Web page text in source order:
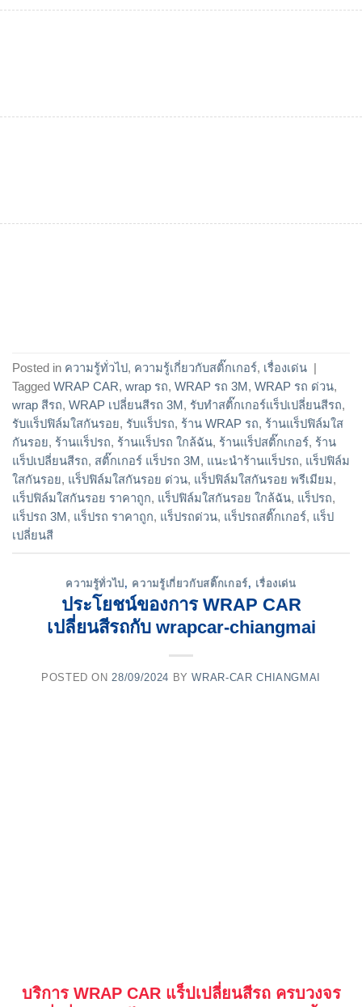
Posted in ความรู้ทั่วไป , ความรู้เกี่ยวกับสติ๊กเกอร์, เรื่องเด่น
Tagged WRAP CAR, wrap รถ, WRAP รถ 3M , WRAP รถ ด่วน,
wrap สีรถ, WRAP เปลี่ยนสีรถ 3M , รับทำสติ๊กเกอร์แร็ปเปลี่ยนสีรถ,
รับแร็ปฟิล์มใสกันรอย, รับแร็ปรถ, ร้าน WRAP รถ, ร้านแร็ปฟิล์มใส
กันรอย, ร้านแร็ปรถ, ร้านแร็ปรถ ใกล้ฉัน, ร้านแร็ปสติ๊กเกอร์, ร้าน
แร็ปเปลี่ยนสีรถ, สติ๊กเกอร์ แร็ปรถ 3M , แนะนำร้านแร็ปรถ, แร็ปฟิล์ม
ใสกันรอย, แร็ปฟิล์มใสกันรอย ด่วน, แร็ปฟิล์มใสกันรอย พรีเมียม,
แร็ปฟิล์มใสกันรอย ราคาถูก, แร็ปฟิล์มใสกันรอย ใกล้ฉัน, แร็ปรถ,
แร็ปรถ 3M , แร็ปรถ ราคาถูก, แร็ปรถด่วน, แร็ปรถสติ๊กเกอร์, แร็ป
เปลี่ยนสี
ความรู้ทั่วไป , ความรู้เกี่ยวกับสติ๊กเกอร์, เรื่องเด่น
ประโยชน์ของการ WRAP CAR
เปลี่ยนสีรถกับ wrapcar-chiangmai
POSTED ON28/09/2024 BYWRAR-CAR CHIANGMAI
บริการ WRAP CAR แร็ปเปลี่ยนสีรถ ครบวงจร